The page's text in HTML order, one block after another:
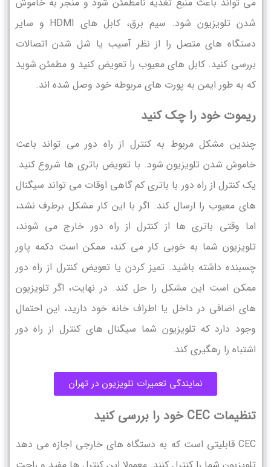
شدن تلویزیون شود. سیم برق، کابل‌ های HDMI و سایر
دستگاه‌ های متصل را از نظر آسیب یا شل شدن اتصالات
بررسی کنید. کابل های معیوب را تعویض کنید و مطمئن شوید
که به طور ایمن به پورت های مربوطه خود وصل شده اند.
ریموت خود را چک کنید
چندین مشکل مربوط به کنترل از راه دور می تواند باعث
خاموش شدن تلویزیون شود. با تعویض باتری ها شروع کنید.
یک کنترل از راه دور با باتری کم گاهی اوقات می تواند سیگنال
های معیوب را ارسال کند. اگر با این کار مشکل برطرف نشد،
اما وقتی باتری ‌ها از کنترل از راه دور خارج می ‌شوند،
تلویزیون شما به خوبی کار می ‌کند، ممکن است دکمه پاور
چسبنده داشته باشید. تمیز کردن یا تعویض کنترل از راه دور
ممکن است این مشکل را حل کند. در نهایت، اگر تلویزیون
های اضافی در داخل یا اطراف خانه خود دارید، این احتمال
وجود دارد که تلویزیون شما سیگنال های کنترل از راه دور
اشتباه را رهگیری کند.
نمایندگی تعمیرات تلویزیون در تهران
تنظیمات CEC خود را بررسی کنید
CEC قابلیتی است که به دستگاه های خارجی اجازه می دهد